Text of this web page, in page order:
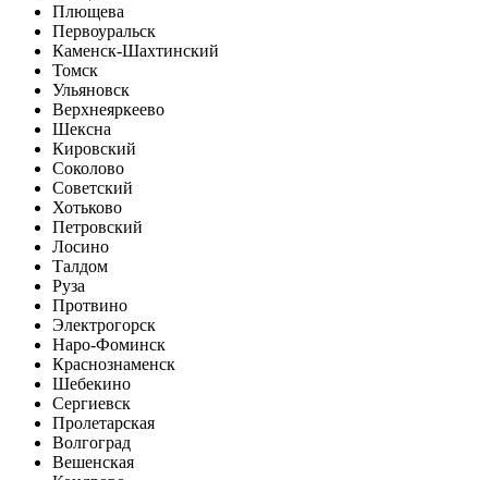
Плющева
Первоуральск
Каменск-Шахтинский
Томск
Ульяновск
Верхнеяркеево
Шексна
Кировский
Соколово
Советский
Хотьково
Петровский
Лосино
Талдом
Руза
Протвино
Электрогорск
Наро-Фоминск
Краснознаменск
Шебекино
Сергиевск
Пролетарская
Волгоград
Вешенская